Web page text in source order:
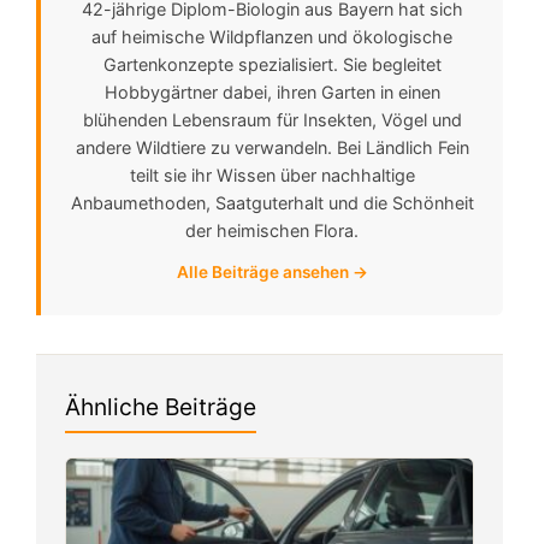
42-jährige Diplom-Biologin aus Bayern hat sich
auf heimische Wildpflanzen und ökologische
Gartenkonzepte spezialisiert. Sie begleitet
Hobbygärtner dabei, ihren Garten in einen
blühenden Lebensraum für Insekten, Vögel und
andere Wildtiere zu verwandeln. Bei Ländlich Fein
teilt sie ihr Wissen über nachhaltige
Anbaumethoden, Saatguterhalt und die Schönheit
der heimischen Flora.
Alle Beiträge ansehen →
Ähnliche Beiträge